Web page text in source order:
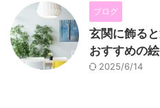
ブログ
玄関に飾る
おすすめの
2025/6/14